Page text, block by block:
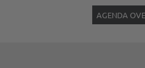
AGENDA